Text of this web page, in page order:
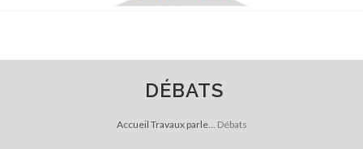
DÉBATS
Accueil Travaux parle... Débats